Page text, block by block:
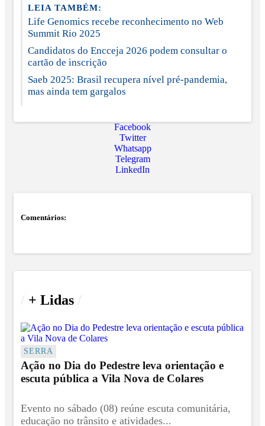
LEIA TAMBÉM:
Life Genomics recebe reconhecimento no Web
Summit Rio 2025
Candidatos do Encceja 2026 podem consultar o
cartão de inscrição
Saeb 2025: Brasil recupera nível pré-pandemia,
mas ainda tem gargalos
Facebook
Twitter
Whatsapp
Telegram
LinkedIn
Comentários:
+ Lidas
SERRA
Ação no Dia do Pedestre leva orientação e
escuta pública a Vila Nova de Colares
Evento no sábado (08) reúne escuta comunitária,
educação no trânsito e atividades...